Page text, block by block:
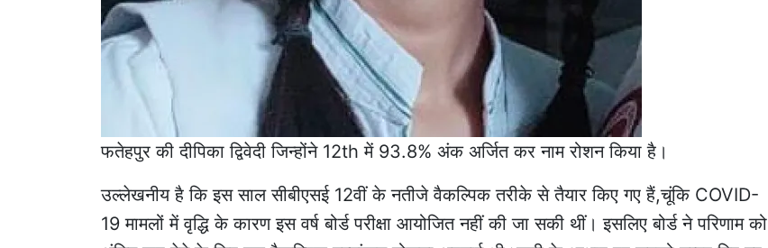
फतेहपुर की दीपिका द्विवेदी जिन्होंने 12th में 93.8% अंक अर्जित कर नाम रोशन किया है।
उल्लेखनीय है कि इस साल सीबीएसई 12वीं के नतीजे वैकल्पिक तरीके से तैयार किए गए हैं,चूंकि COVID-
19 मामलों में वृद्धि के कारण इस वर्ष बोर्ड परीक्षा आयोजित नहीं की जा सकी थीं। इसलिए बोर्ड ने परिणाम को